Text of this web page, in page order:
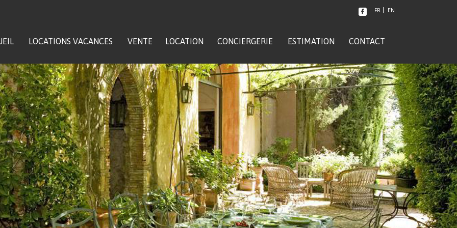
FR EN
LOCATIONS VACANCES VENTE LOCATION CONCIERGERIE ESTIMATION CONTACT